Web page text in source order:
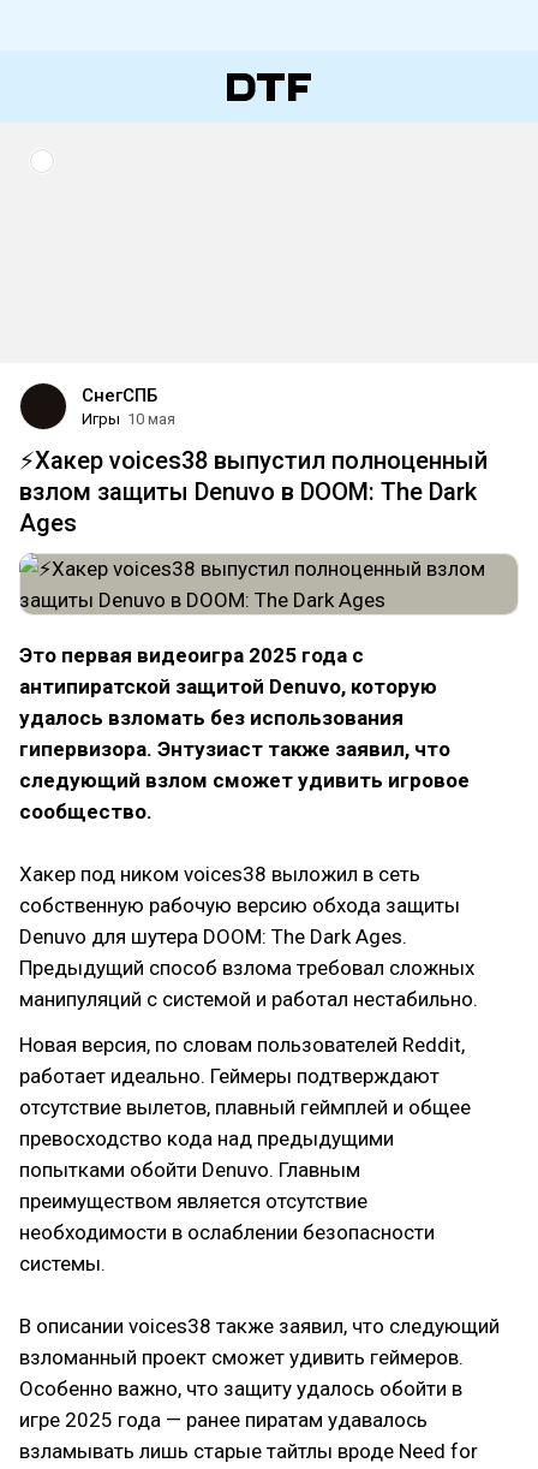
СнегСПБ
Игры 10 мая
⚡️Хакер voices38 выпустил полноценный
взлом защиты Denuvo в DOOM: The Dark
Ages
Это первая видеоигра 2025 года с
антипиратской защитой Denuvo, которую
удалось взломать без использования
гипервизора. Энтузиаст также заявил, что
следующий взлом сможет удивить игровое
сообщество.
Хакер под ником voices38 выложил в сеть
собственную рабочую версию обхода защиты
Denuvo для шутера DOOM: The Dark Ages.
Предыдущий способ взлома требовал сложных
манипуляций с системой и работал нестабильно.
Новая версия, по словам пользователей Reddit,
работает идеально. Геймеры подтверждают
отсутствие вылетов, плавный геймплей и общее
превосходство кода над предыдущими
попытками обойти Denuvo. Главным
преимуществом является отсутствие
необходимости в ослаблении безопасности
системы.
В описании voices38 также заявил, что следующий
взломанный проект сможет удивить геймеров.
Особенно важно, что защиту удалось обойти в
игре 2025 года — ранее пиратам удавалось
взламывать лишь старые тайтлы вроде Need for